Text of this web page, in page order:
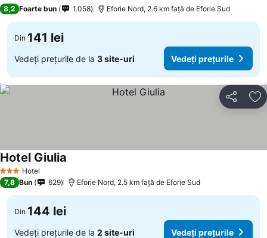
8,2 Foarte bun 1.058 Eforie Nord, 2.6 km faţă de Eforie Sud
Din 141 lei
Vedeți prețurile de la 3 site-uri Vedeți prețurile
Distribuiți
3 SteleHotel
Hotel Giulia
7,8 Bun 629 Eforie Nord, 2.5 km faţă de Eforie Sud
Din 144 lei
Vedeți prețurile de la 2 site-uri Vedeți prețurile